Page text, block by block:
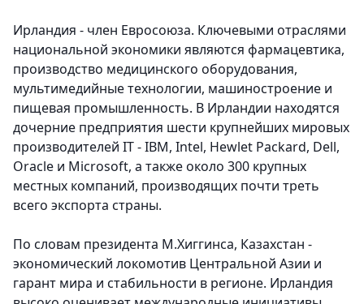
Ирландия - член Евросоюза. Ключевыми отраслями
национальной экономики являются фармацевтика,
производство медицинского оборудования,
мультимедийные технологии, машиностроение и
пищевая промышленность. В Ирландии находятся
дочерние предприятия шести крупнейших мировых
производителей IT - IBM, Intel, Hewlet Packard, Dell,
Oracle и Microsoft, а также около 300 крупных
местных компаний, производящих почти треть
всего экспорта страны.
По словам президента М.Хиггинса, Казахстан -
экономический локомотив Центральной Азии и
гарант мира и стабильности в регионе. Ирландия